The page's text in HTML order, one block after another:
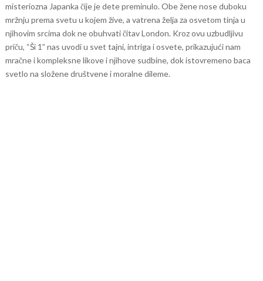
misteriozna Japanka čije je dete preminulo. Obe žene nose duboku
mržnju prema svetu u kojem žive, a vatrena želja za osvetom tinja u
njihovim srcima dok ne obuhvati čitav London. Kroz ovu uzbudljivu
priču, “Ši 1” nas uvodi u svet tajni, intriga i osvete, prikazujući nam
mračne i kompleksne likove i njihove sudbine, dok istovremeno baca
svetlo na složene društvene i moralne dileme.